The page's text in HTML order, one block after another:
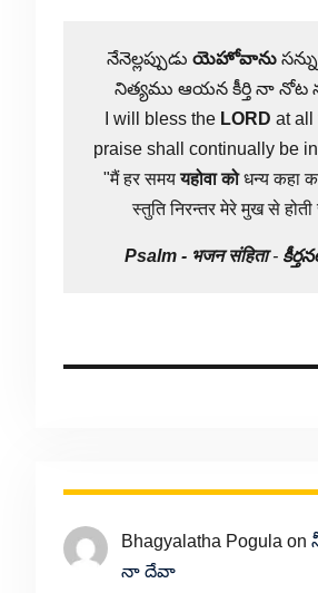
నేనెల్లప్పుడుయెహోవాను
నిత్యము ఆయన కీర్తి నా నోట
I will bless the LORD at all
praise shall continually be
"मैं हर समययहोवा कोधन्य कहा
स्तुति निरन्तर मेरे मुख से होती
Psalm - भजन संहिता-
Bhagyalatha Pogula on
నా దేవా